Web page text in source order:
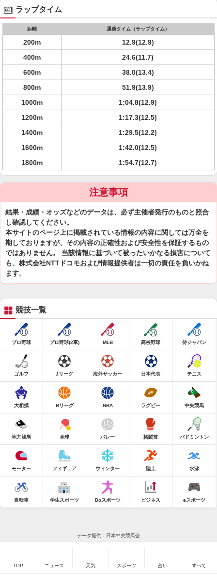
ラップタイム
距離 通過タイム（ラップタイム）
200m
12.9(12.9)
400m
24.6(11.7)
600m
38.0(13.4)
800m
51.9(13.9)
1000m
1:04.8(12.9)
1200m
1:17.3(12.5)
1400m
1:29.5(12.2)
1600m
1:42.0(12.5)
1800m
1:54.7(12.7)
注意事項
結果・成績・オッズなどのデータは、必ず主催者発行のものと照合
し確認してください。
本サイトのページ上に掲載されている情報の内容に関しては万全を
期しておりますが、その内容の正確性および安全性を保証するもの
ではありません。 当該情報に基づいて被ったいかなる損害について
も、株式会社NTTドコモおよび情報提供者は一切の責任を負いかね
ます。
競技一覧
プロ野球 プロ野球(2軍) MLB 高校野球 侍ジャパン
ゴルフ Jリーグ 海外サッカー 日本代表 テニス
大相撲 Bリーグ NBA ラグビー 中央競馬
地方競馬 卓球 バレー 格闘技 バドミントン
モーター フィギュア ウィンター 陸上 水泳
自転車 学生スポーツ Doスポーツ ビジネス eスポーツ
データ提供：日本中央競馬会
TOP ニュース 天気 スポーツ 占い すべて